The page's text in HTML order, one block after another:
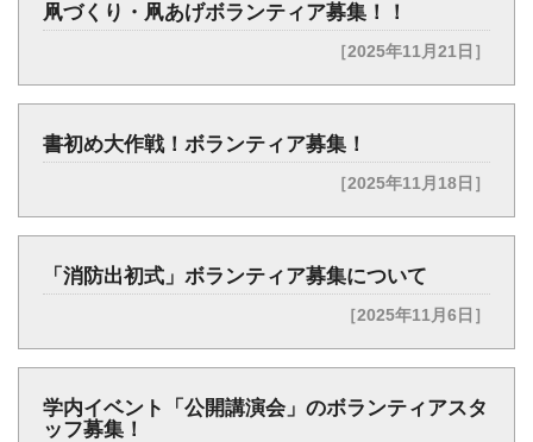
凧づくり・凧あげボランティア募集！！
［2025年11月21日］
書初め大作戦！ボランティア募集！
［2025年11月18日］
「消防出初式」ボランティア募集について
［2025年11月6日］
学内イベント「公開講演会」のボランティアスタ
ッフ募集！